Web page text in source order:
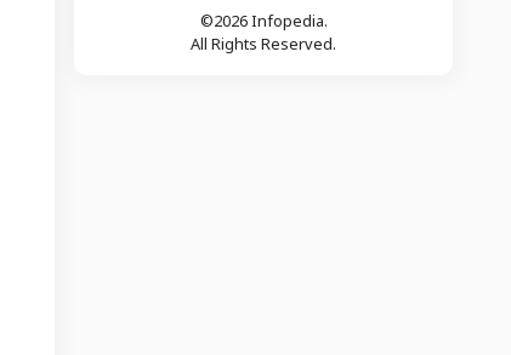
©2026 Infopedia.
All Rights Reserved.